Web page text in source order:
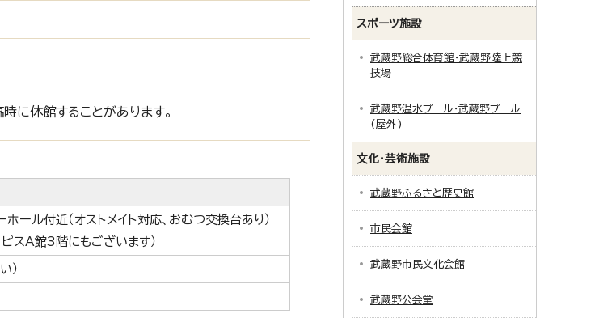
に休館することがあります。
ール付近（オストメイト対応、おむつ交換台あり）
ピスA館3階にもございます）
）
スポーツ施設
武蔵野総合体育館・武蔵野陸上競
技場
武蔵野温水プール・武蔵野プール
(屋外)
文化・芸術施設
武蔵野ふるさと歴史館
市民会館
武蔵野市民文化会館
武蔵野公会堂